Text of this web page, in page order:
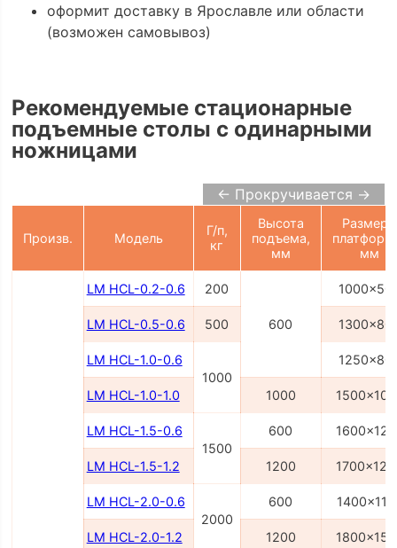
оформит доставку в Ярославле или области
(возможен самовывоз)
Рекомендуемые стационарные
подъемные столы с одинарными
ножницами
← Прокручивается →
Произв. Модель
Г/п,
кг
Высота
подъема,
мм
Размеры
мм
LM HCL-0.2-0.6 200
600
LM HCL-0.5-0.6 500
LM HCL-1.0-0.6
1000
LM HCL-1.0-1.0 1000
LM HCL-1.5-0.6
1500
600
LM HCL-1.5-1.2 1200
LM HCL-2.0-0.6
2000
600
LM HCL-2.0-1.2 1200